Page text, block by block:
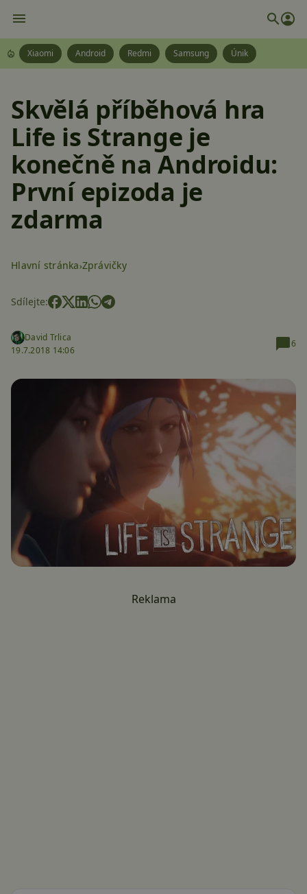
Xiaomi Android Redmi Samsung Únik
Skvělá příběhová hra
Life is Strange je
konečně na Androidu:
První epizoda je
zdarma
Hlavní stránka Zprávičky
Sdílejte:
David Trlica
19.7.2018 14:06
6
Reklama